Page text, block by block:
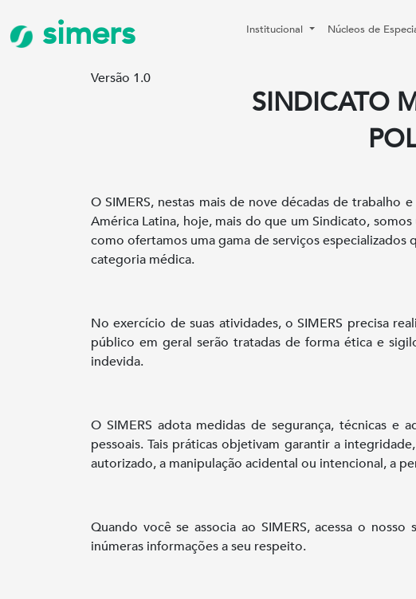
simers Institucional Núcleos de
Versão 1.0
SINDICATO
O SIMERS, nestas mais de nove décadas de trabalho
América Latina, hoje, mais do que um Sindicato,
como ofertamos uma gama de serviços especializados
categoria médica.
No exercício de suas atividades, o SIMERS precisa
público em geral serão tratadas de forma ética e
indevida.
O SIMERS adota medidas de segurança, técnicas e
pessoais. Tais práticas objetivam garantir a
autorizado, a manipulação acidental ou intencional, a
Quando você se associa ao SIMERS, acessa o
inúmeras informações a seu respeito.